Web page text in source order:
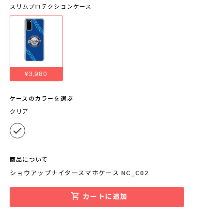
スリムプロテクションケース
¥3,980
ケースのカラーを選ぶ
クリア
商品について
ショウアップナイタースマホケース NC_C02
カートに追加